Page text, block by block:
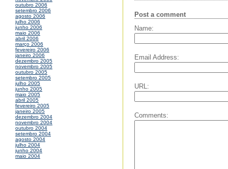
outubro 2006
setembro 2006
agosto 2006
julho 2006
junho 2006
maio 2006
abril 2006
março 2006
fevereiro 2006
janeiro 2006
dezembro 2005
novembro 2005
outubro 2005
setembro 2005
julho 2005
junho 2005
maio 2005
abril 2005
fevereiro 2005
janeiro 2005
dezembro 2004
novembro 2004
outubro 2004
setembro 2004
agosto 2004
julho 2004
junho 2004
maio 2004
Post a comment
Name:
Email Address:
URL:
Comments: